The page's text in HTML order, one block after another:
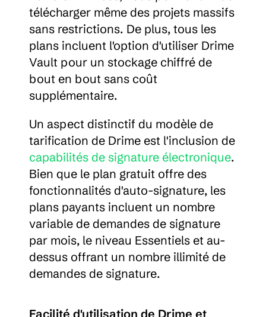
télécharger même des projets massifs
sans restrictions. De plus, tous les
plans incluent l'option d'utiliser Drime
Vault pour un stockage chiffré de
bout en bout sans coût
supplémentaire.
Un aspect distinctif du modèle de
capabilités de signature électronique.
Bien que le plan gratuit offre des
fonctionnalités d'auto-signature, les
plans payants incluent un nombre
variable de demandes de signature
par mois, le niveau Essentiels et au-
dessus offrant un nombre illimité de
demandes de signature.
Facilité d'utilisation de Drime et